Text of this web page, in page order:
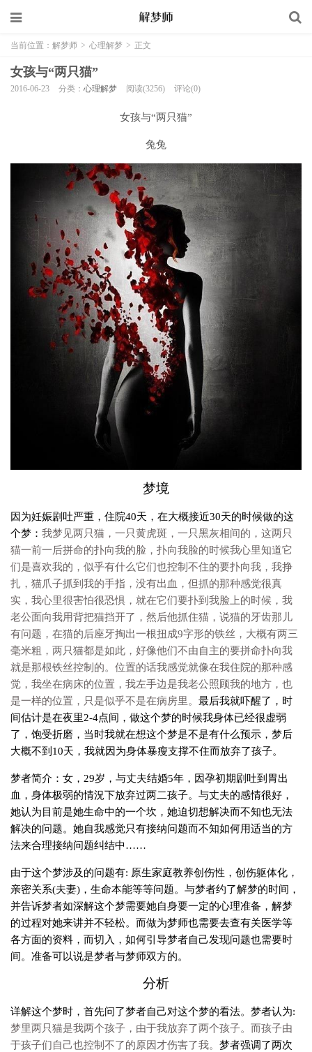
当前位置： 解梦师 > 心理解梦 > 正文
女孩与“两只猫”
2016-06-23 分类： 心理解梦 阅读(3256) 评论(0)
女孩与“两只猫”
兔兔
梦境
因为妊娠剧吐严重，住院40天，在大概接近30天的时候做的这
个梦： 我梦见两只猫，一只黄虎斑，一只黑灰相间的，这两只
猫一前一后拼命的扑向我的脸，扑向我脸的时候我心里知道它
们是喜欢我的，似乎有什么它们也控制不住的要扑向我，我挣
扎，猫爪子抓到我的手指，没有出血，但抓的那种感觉很真
实，我心里很害怕很恐惧，就在它们要扑到我脸上的时候，我
老公面向我用背把猫挡开了，然后他抓住猫，说猫的牙齿那儿
有问题，在猫的后座牙掏出一根扭成9字形的铁丝，大概有两三
毫米粗，两只猫都是如此，好像他们不由自主的要拼命扑向我
就是那根铁丝控制的。位置的话我感觉就像在我住院的那种感
觉，我坐在病床的位置，我左手边是我老公照顾我的地方，也
是一样的位置，只是似乎不是在病房里。 最后我就吓醒了，时
间估计是在夜里2-4点间，做这个梦的时候我身体已经很虚弱
了，饱受折磨，当时我就在想这个梦是不是有什么预示，梦后
大概不到10天，我就因为身体暴瘦支撑不住而放弃了孩子。
梦者简介：女，29岁，与丈夫结婚5年，因孕初期剧吐到胃出
血，身体极弱的情況下放弃过两二孩子。与丈夫的感情很好，
她认为目前是她生命中的一个坎，她迫切想解决而不知也无法
解决的问题。她自我感觉只有接纳问题而不知如何用适当的方
法来合理接纳问题纠结中……
由于这个梦涉及的问题有: 原生家庭教养创伤性，创伤躯体化，
亲密关系(夫妻)，生命本能等等问题。与梦者约了解梦的时间，
并告诉梦者如深解这个梦需要她自身要一定的心理准备，解梦
的过程对她来讲并不轻松。而做为梦师也需要去查有关医学等
各方面的资料，而切入，如何引导梦者自己发现问题也需要时
间。准备可以说是梦者与梦师双方的。
分析
详解这个梦时，首先问了梦者自己对这个梦的看法。梦者认为:
梦里两只猫是我两个孩子，由于我放弃了两个孩子。而孩子由
于孩子们自己也控制不了的原因才伤害了我。 梦者强调了两次